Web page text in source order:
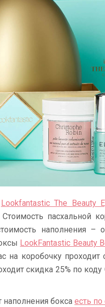
Lookfantastic The Beauty
пасхальной
наполнения –
LookFantastic Beauty
на коробочку
скидка 25% по
бокса есть